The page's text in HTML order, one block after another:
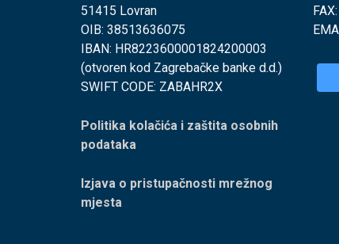
51415 Lovran
OIB: 38513636075
IBAN: HR8223600001824200003
(otvoren kod Zagrebačke banke d.d.)
SWIFT CODE: ZABAHR2X
Politika kolačića i zaštita osobnih
podataka
Izjava o pristupačnosti mrežnog
mjesta